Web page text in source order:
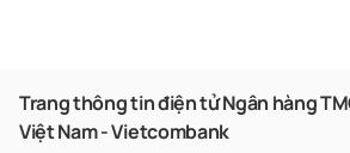
Phường Long Trường,
Hồ Chí Minh)
Trang thông tin điện tử Ngân hàng
Việt Nam - Vietcombank